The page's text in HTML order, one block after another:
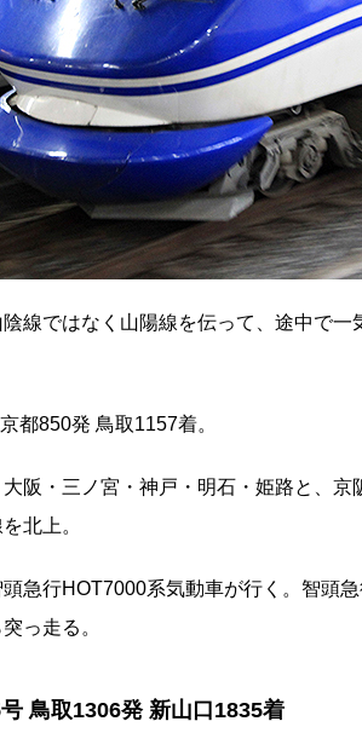
線ではなく山陽線を伝って、途中で
都850発 鳥取1157着。
阪・三ノ宮・神戸・明石・姫路と、
北上。
急行HOT7000系気動車が行く。智頭
っ走る。
鳥取1306発 新山口1835着